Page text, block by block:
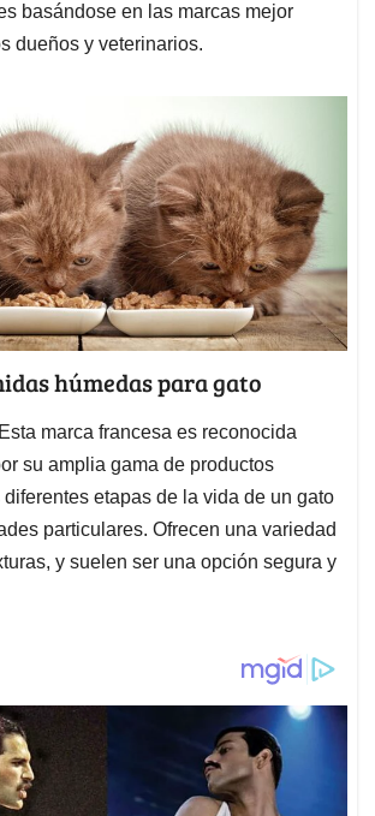
basándose en las marcas mejor
dueños y veterinarios.
húmedas para gato
Esta marca francesa es reconocida
su amplia gama de productos
etapas de la vida de un gato
particulares. Ofrecen una variedad
y suelen ser una opción segura y